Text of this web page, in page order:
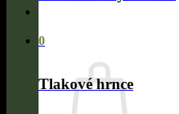
0
Tlakové hrnce